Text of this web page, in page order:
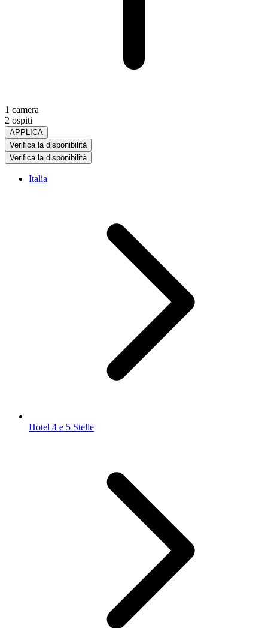
1 camera
2 ospiti
APPLICA
Verifica la disponibilità
Verifica la disponibilità
Italia
Hotel 4 e 5 Stelle